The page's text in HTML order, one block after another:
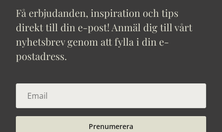
Få erbjudanden, inspiration och tips
direkt till din e-post! Anmäl dig till vårt
nyhetsbrev genom att fylla i din e-
postadress.
Prenumerera